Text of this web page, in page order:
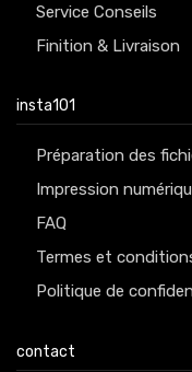
Service Conseils
Finition & Livraison
insta101
Préparation des
Impression
FAQ
Termes et
Politique de
contact